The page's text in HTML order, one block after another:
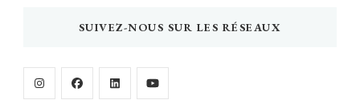
SUIVEZ-NOUS SUR LES RÉSEAUX